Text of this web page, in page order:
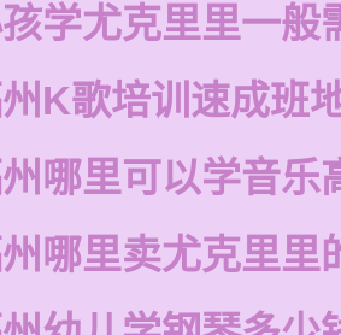
学尤克里里一般
K歌培训速成班
哪里可以学音乐
哪里卖尤克里里